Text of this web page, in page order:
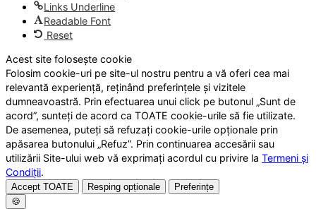
Links Underline
Readable Font
Reset
Acest site folosește cookie
Folosim cookie-uri pe site-ul nostru pentru a vă oferi cea mai
relevantă experiență, reținând preferințele și vizitele
dumneavoastră. Prin efectuarea unui click pe butonul „Sunt de
acord”, sunteți de acord ca TOATE cookie-urile să fie utilizate.
De asemenea, puteți să refuzați cookie-urile opționale prin
apăsarea butonului „Refuz”. Prin continuarea accesării sau
utilizării Site-ului web vă exprimați acordul cu privire la Termeni și
Condiții.
Accept TOATE Resping opționale
Preferințe
🍪